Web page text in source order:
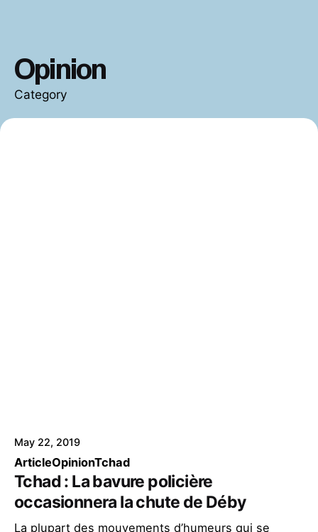
Opinion
Category
May 22, 2019
ArticleOpinionTchad
Tchad : La bavure policière
occasionnera la chute de Déby
La plupart des mouvements d’humeurs qui se